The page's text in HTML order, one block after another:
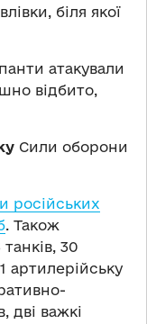
біля якої
атакували
відбито,
Сили оборони
російських
. Також
30
артилерійську
дві важкі